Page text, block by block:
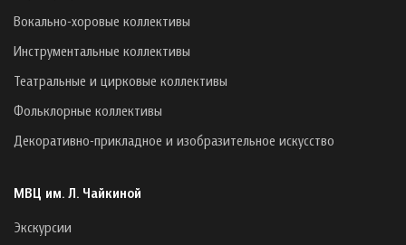
Вокально-хоровые коллективы
Инструментальные коллективы
Театральные и цирковые коллективы
Фольклорные коллективы
Декоративно-прикладное и изобразительное искусство
МВЦ им. Л. Чайкиной
Экскурсии